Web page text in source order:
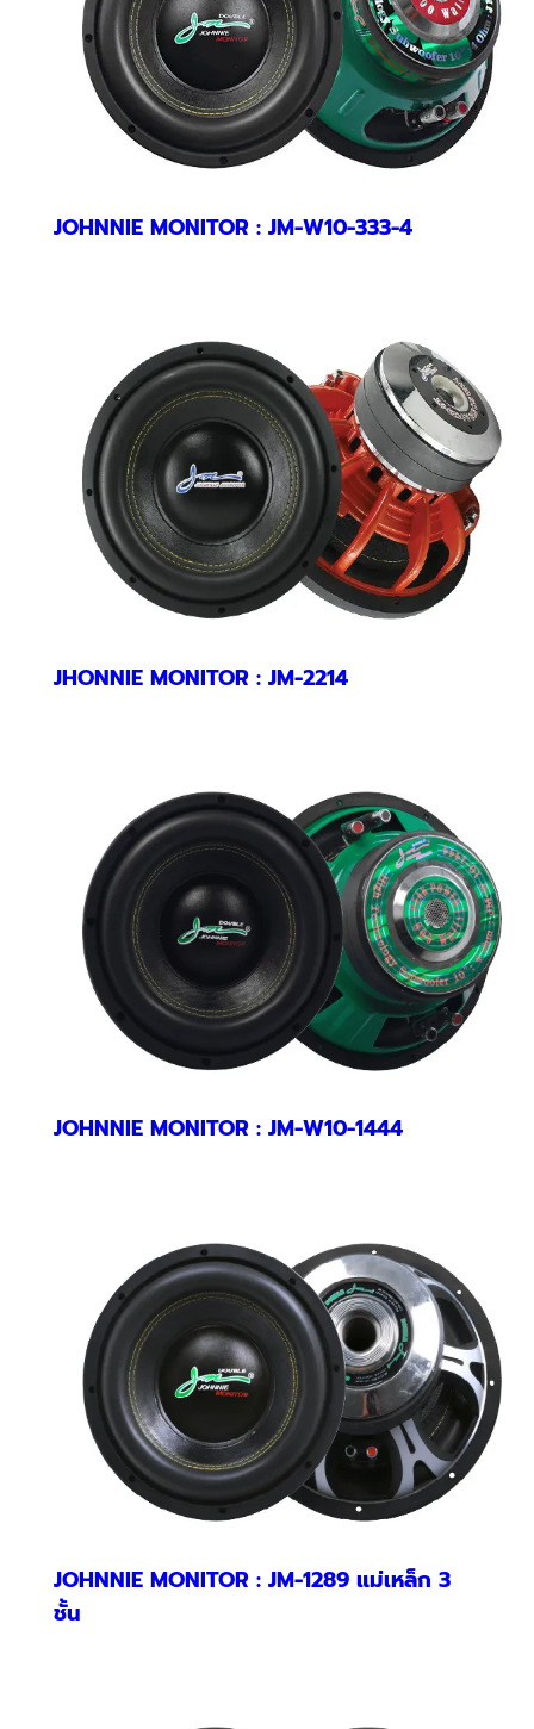
JOHNNIE MONITOR : JM-W10-333-4
JHONNIE MONITOR : JM-2214
JOHNNIE MONITOR : JM-W10-1444
JOHNNIE MONITOR : JM-1289 แม่เหล็ก 3
ชั้น